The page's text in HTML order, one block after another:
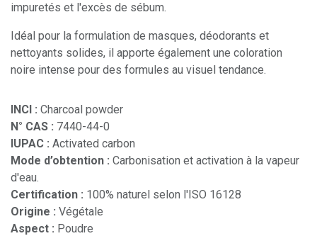
impuretés et l'excès de sébum.
Idéal pour la formulation de masques, déodorants et
nettoyants solides, il apporte également une coloration
noire intense pour des formules au visuel tendance.
INCI : Charcoal powder
N° CAS : 7440-44-0
IUPAC : Activated carbon
Mode d’obtention : Carbonisation et activation à la vapeur
d'eau.
Certification : 100% naturel selon l'ISO 16128
Origine : Végétale
Aspect : Poudre